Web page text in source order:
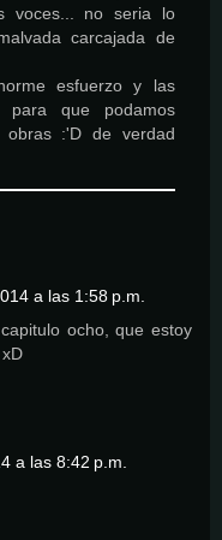
voces... no seria lo
carcajada de
esfuerzo y las
para que podamos
obras :'D de verdad
a las 1:58 p.m.
ocho, que estoy
a las 8:42 p.m.